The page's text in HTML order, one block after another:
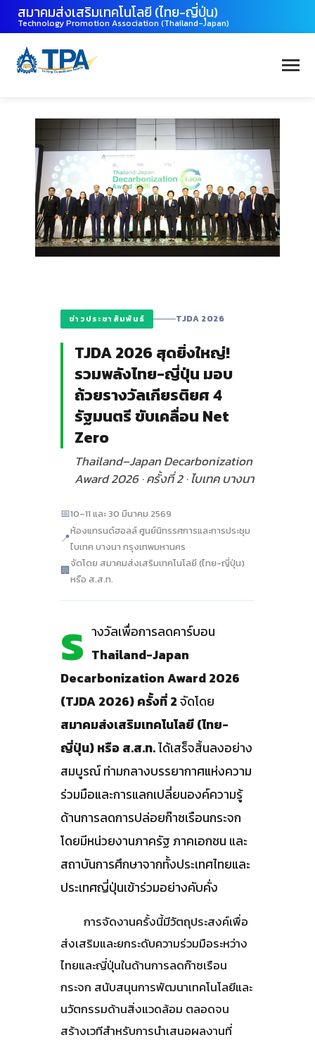
สมาคมส่งเสริมเทคโนโลยี (ไทย-ญี่ปุ่น)
Technology Promotion Association (Thailand-Japan)
ข่าวประชาสัมพันธ์ TJDA 2026
TJDA 2026 สุดยิ่งใหญ่!
รวมพลังไทย-ญี่ปุ่น มอบ
ถ้วยรางวัลเกียรติยศ 4
รัฐมนตรี ขับเคลื่อน Net
Zero
Thailand–Japan Decarbonization
Award 2026 · ครั้งที่ 2 · ไบเทค บางนา
📅10–11 และ 30 มีนาคม 2569
📍
ห้องแกรนด์ฮอลล์ ศูนย์นิทรรศการและการประชุม
ไบเทค บางนา กรุงเทพมหานคร
🏢
จัดโดย สมาคมส่งเสริมเทคโนโลยี (ไทย-ญี่ปุ่น)
หรือ ส.ส.ท.
ร างวัลเพื่อการลดคาร์บอน
Thailand-Japan
Decarbonization Award 2026
(TJDA 2026) ครั้งที่ 2จัดโดย
สมาคมส่งเสริมเทคโนโลยี (ไทย-
ญี่ปุ่น) หรือ ส.ส.ท.ได้เสร็จสิ้นลงอย่าง
สมบูรณ์ ท่ามกลางบรรยากาศแห่งความ
ร่วมมือและการแลกเปลี่ยนองค์ความรู้
ด้านการลดการปล่อยก๊าซเรือนกระจก
โดยมีหน่วยงานภาครัฐ ภาคเอกชน และ
สถาบันการศึกษาจากทั้งประเทศไทยและ
ประเทศญี่ปุ่นเข้าร่วมอย่างคับคั่ง
การจัดงานครั้งนี้มีวัตถุประสงค์เพื่อ
ส่งเสริมและยกระดับความร่วมมือระหว่าง
ไทยและญี่ปุ่นในด้านการลดก๊าซเรือน
กระจก สนับสนุนการพัฒนาเทคโนโลยีและ
นวัตกรรมด้านสิ่งแวดล้อม ตลอดจน
สร้างเวทีสำหรับการนำเสนอผลงานที่